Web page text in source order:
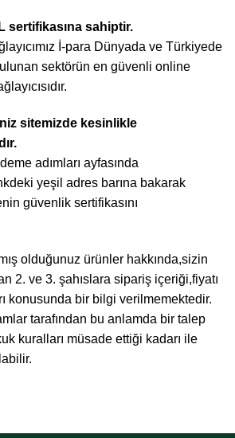
sertifikasına sahiptir.
İ-para Dünyada ve Türkiyede
sektörün en güvenli online
sitemizde kesinlikle
adımları ayfasında
yeşil adres barına bakarak
güvenlik sertifikasını
olduğunuz ürünler hakkında,sizin
2. ve 3. şahıslara sipariş içeriği,fiyatı
konusunda bir bilgi verilmemektedir.
tarafından bu anlamda bir talep
kuralları müsade ettiği kadarı ile